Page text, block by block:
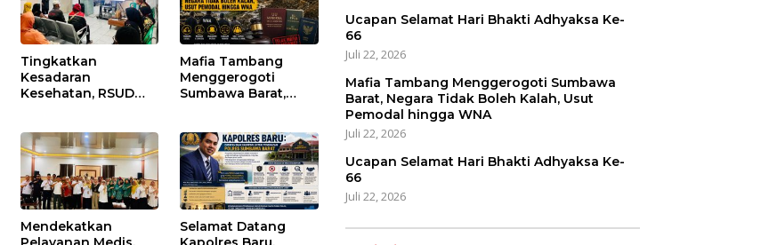
Tingkatkan
Kesadaran
Kesehatan, RSUD
Diabetes Melitus
pada Lansia
Mafia Tambang
Menggerogoti
Sumbawa Barat,
hingga WNA
Mendekatkan
Selamat Datang
Ucapan Selamat Hari Bhakti Adhyaksa Ke-
66
Juli 22, 2026
Mafia Tambang Menggerogoti Sumbawa
Barat, Negara Tidak Boleh Kalah, Usut
Pemodal hingga WNA
Juli 22, 2026
Ucapan Selamat Hari Bhakti Adhyaksa Ke-
66
Juli 22, 2026